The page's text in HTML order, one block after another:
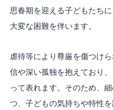
思春期を迎える子どもたち
大変な困難を伴います。
虐待等により尊厳を傷つけ
信や深い孤独を抱えており
って表れます。そのため、
つ、子どもの気持ちや特性